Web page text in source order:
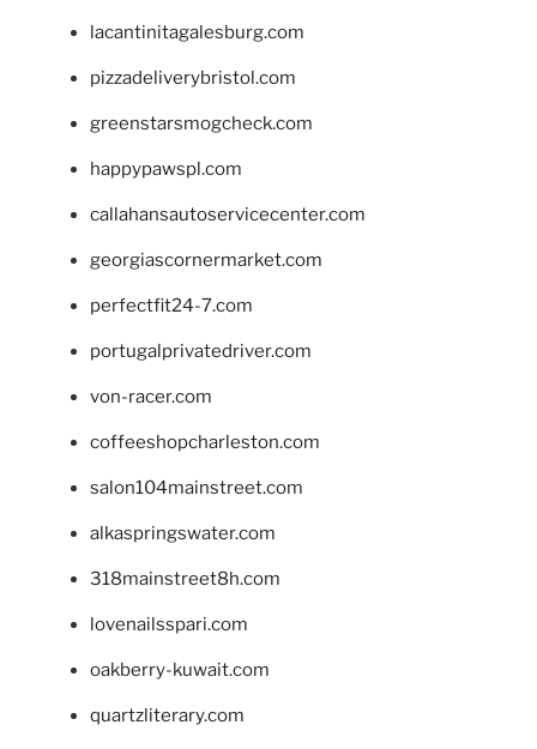
lacantinitagalesburg.com
pizzadeliverybristol.com
greenstarsmogcheck.com
happypawspl.com
callahansautoservicecenter.com
georgiascornermarket.com
perfectfit24-7.com
portugalprivatedriver.com
von-racer.com
coffeeshopcharleston.com
salon104mainstreet.com
alkaspringswater.com
318mainstreet8h.com
lovenailsspari.com
oakberry-kuwait.com
quartzliterary.com